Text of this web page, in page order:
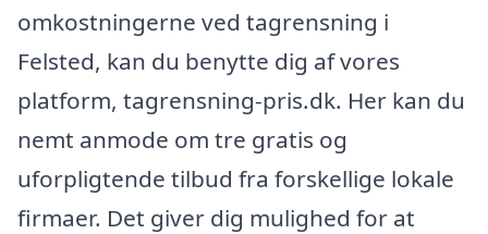
omkostningerne ved tagrensning i
Felsted, kan du benytte dig af vores
platform, tagrensning-pris.dk. Her kan du
nemt anmode om tre gratis og
uforpligtende tilbud fra forskellige lokale
firmaer. Det giver dig mulighed for at